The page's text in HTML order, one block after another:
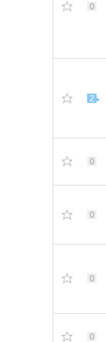
0
2
0
0
0
0